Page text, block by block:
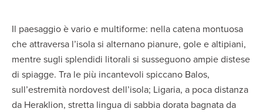
Il paesaggio è vario e multiforme: nella catena montuosa
che attraversa l’isola si alternano pianure, gole e altipiani,
mentre sugli splendidi litorali si susseguono ampie distese
di spiagge. Tra le più incantevoli spiccano Balos,
sull’estremità nordovest dell’isola; Ligaria, a poca distanza
da Heraklion, stretta lingua di sabbia dorata bagnata da